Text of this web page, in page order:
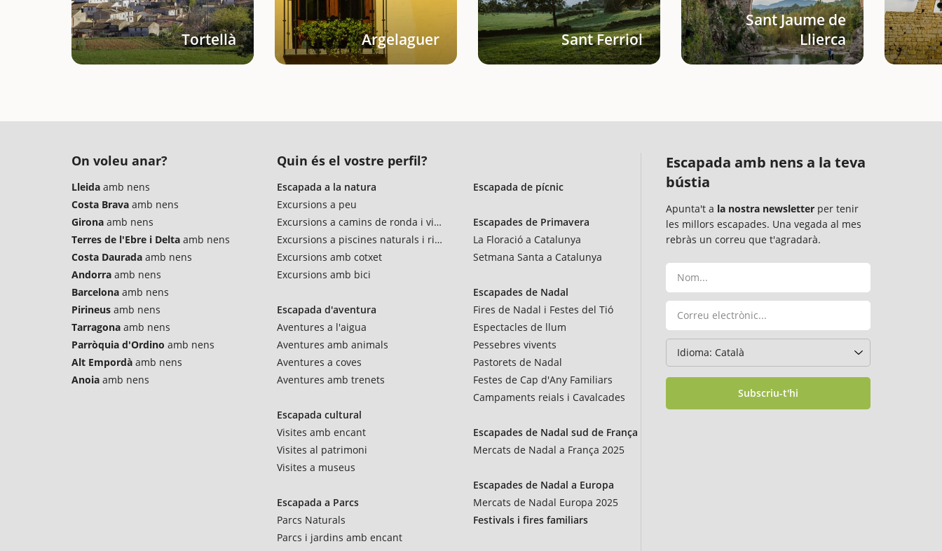
Tortellà Argelaguer Sant Ferriol
Sant Jaume de
Llierca
On voleu anar?
Lleida amb nens
Costa Brava amb nens
Girona amb nens
Terres de l'Ebre i Delta amb nens
Costa Daurada amb nens
Andorra amb nens
Barcelona amb nens
Pirineus amb nens
Tarragona amb nens
Parròquia d'Ordino amb nens
Alt Empordà amb nens
Anoia amb nens
Quin és el vostre perfil?
Escapada a la natura
Excursions a peu
Excursions a camins de ronda i vies verdes
Excursions a piscines naturals i rius
Excursions amb cotxet
Excursions amb bici
Escapada d'aventura
Aventures a l'aigua
Aventures amb animals
Aventures a coves
Aventures amb trenets
Escapada cultural
Visites amb encant
Visites al patrimoni
Visites a museus
Escapada a Parcs
Parcs Naturals
Parcs i jardins amb encant
Escapada de pícnic
Escapades de Primavera
La Floració a Catalunya
Setmana Santa a Catalunya
Escapades de Nadal
Fires de Nadal i Festes del Tió
Espectacles de llum
Pessebres vivents
Pastorets de Nadal
Festes de Cap d'Any Familiars
Campaments reials i Cavalcades
Escapades de Nadal sud de França
Mercats de Nadal a França 2025
Escapades de Nadal a Europa
Mercats de Nadal Europa 2025
Festivals i fires familiars
Escapada amb nens a la teva
bústia
Apunta't a la nostra newsletter per tenir
les millors escapades. Una vegada al mes
rebràs un correu que t'agradarà.
Subscriu-t'hi